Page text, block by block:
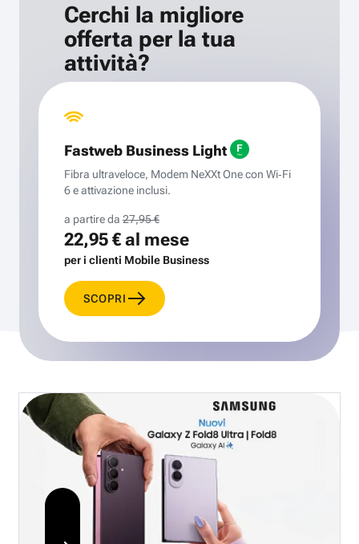
Cerchi la migliore
offerta per la tua
attività?
Fastweb Business Light
Fibra ultraveloce, Modem NeXXt One con Wi‑Fi
6 e attivazione inclusi.
a partire da 27,95 €
22,95 €al mese
per i clienti Mobile Business
SCOPRI